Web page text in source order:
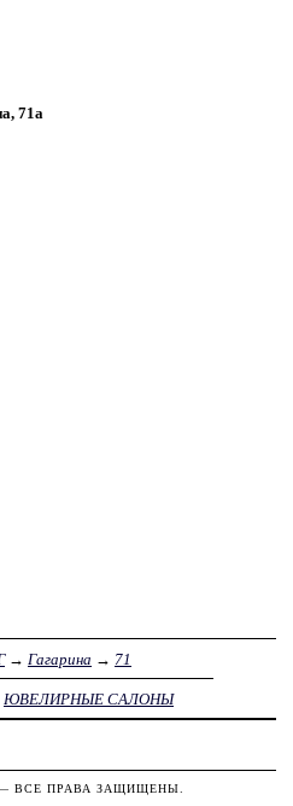
71а
→ Гагарина → 71
ЮВЕЛИРНЫЕ САЛОНЫ
ВСЕ ПРАВА ЗАЩИЩЕНЫ.